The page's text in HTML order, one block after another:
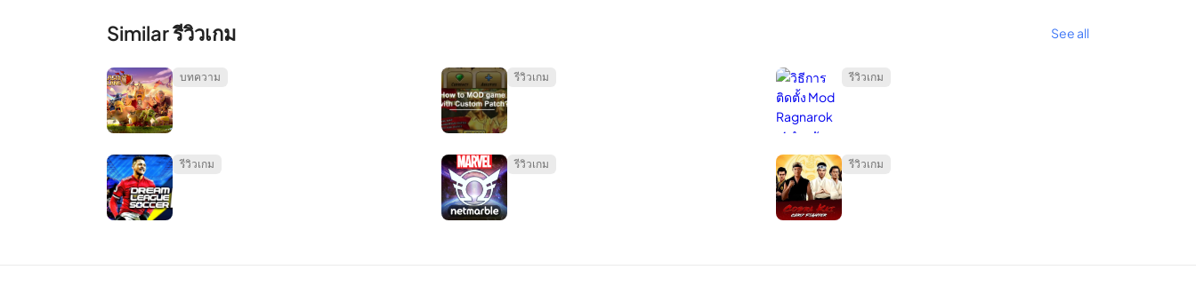
มาดูเหตุผลที่เจ้าของ Android ต้องการ VPN:
VPN ให้ที่อยู่ IP เสมือนสำหรับอุปกรณ์ของคุณ
VPN ปิดบังตำแหน่งของอุปกรณ์ Android ของคุณ
VPN ป้องกันการเข้าครอบครองอุปกรณ์ Android ของคุณโดยประสงค์ร้าย
VPN ปกป้องอุปกรณ์ Android ของคุณเมื่อไม่มีการอัปเดตความปลอดภัยและ
เรามีคำเตือนเพียงสองคำเกี่ยวกับ VPN หลีกเลี่ยงบริการ VPN ฟรีที่กำหนดให้คุณต้องส่งข้อมูลที่ละเอียดอ่อนเช่นหมายเลขประกันสังคมของคุณเพื่อรับบริการ
และหากคุณใช้บรอดแบนด์ให้ลองใช้ VPN ที่มีคุณสมบัติ “แยกอุโมงค์” เช่น Surfshark แยกอุโมงค์ช่วยให้คุณเลือกเข้าถึงบางไซต์โดยไม่ต้องผ่านอุโมงค์ข้อมูลที่เข้ารหัสเพื่อการเชื่อมต่อที่เร็ว
Similar รีวิวเกม See all
บทความ รีวิวเกม รีวิวเกม
รีวิวเกม รีวิวเกม รีวิวเกม